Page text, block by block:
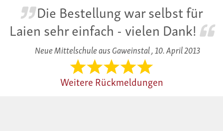
Die Bestellung war selbst für
Laien sehr einfach - vielen Dank!
Neue Mittelschule aus Gaweinstal ,10. April 2013
Weitere Rückmeldungen